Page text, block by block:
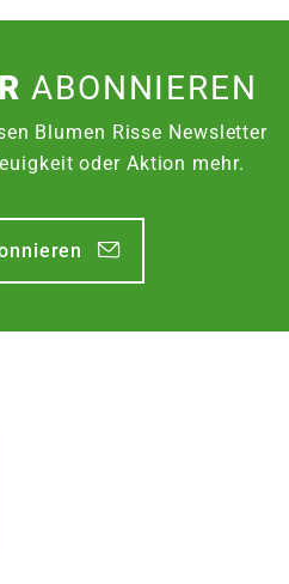
ABONNIEREN
Blumen Risse Newsletter
oder Aktion mehr.